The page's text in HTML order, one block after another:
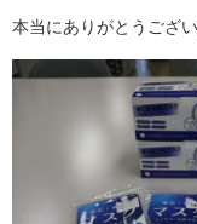
本当にありがとうござい